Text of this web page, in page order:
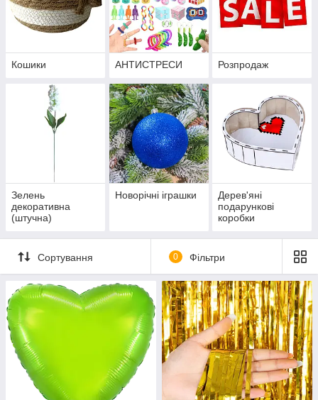
Кошики АНТИСТРЕСИ Розпродаж
Зелень
декоративна
(штучна)
Новорічні іграшки
Дерев'яні
подарункові
коробки
Сортування 0 Фільтри